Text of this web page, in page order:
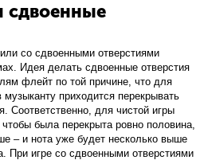
сдвоенные
со сдвоенными отверстиями
Идея делать сдвоенные отверстия
флейт по той причине, что для
музыканту приходится перекрывать
Соответственно, для чистой игры
была перекрыта ровно половина,
– и нота уже будет несколько выше
При игре со сдвоенными отверстиями